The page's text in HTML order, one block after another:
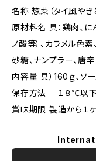
名称 惣菜（タイ風やき
原材料名 具：鶏肉、に
ノ酸等）、カラメル色
砂糖、ナンプラー、唐辛
内容量 具）160ｇ、ソ
保存方法 －１８℃以
賞味期限 製造から１